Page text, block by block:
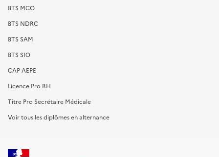
BTS MCO
BTS NDRC
BTS SAM
BTS SIO
CAP AEPE
Licence Pro RH
Titre Pro Secrétaire Médicale
Voir tous les diplômes en alternance